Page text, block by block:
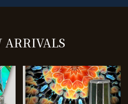
ARRIVALS